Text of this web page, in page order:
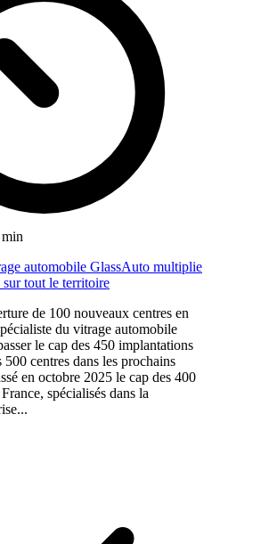
automobile GlassAuto multiplie
sur tout le territoire
de 100 nouveaux centres en
du vitrage automobile
le cap des 450 implantations
500 centres dans les prochains
en octobre 2025 le cap des 400
spécialisés dans la